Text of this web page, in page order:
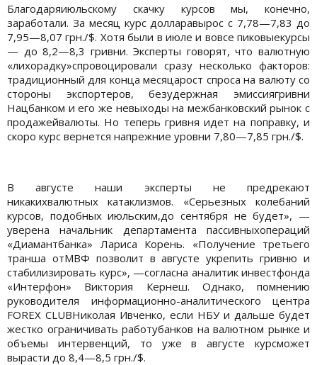
Благодаряиюльскому скачку курсов мы, конечно,
заработали. За месяц курс долларавырос с 7,78—7,83 до
7,95—8,07 грн./$. Хотя были в июле и вовсе пиковыекурсы
— до 8,2—8,3 гривни. Эксперты говорят, что валютную
«лихорадку»спровоцировали сразу несколько факторов:
традиционный для конца месяцарост спроса на валюту со
стороны экспортеров, безудержная эмиссиягривни
Нацбанком и его же невыходы на межбанковский рынок с
продажейвалюты. Но теперь гривня идет на поправку, и
скоро курс вернется напрежние уровни 7,80—7,85 грн./$.
В августе наши эксперты не предрекают
никакихвалютных катаклизмов. «Серьезных колебаний
курсов, подобных июльским,до сентября не будет», —
уверена начальник департамента пассивныхопераций
«Диамантбанка» Лариса Корень. «Получение третьего
транша отМВФ позволит в августе укрепить гривню и
стабилизировать курс», —согласна аналитик инвестфонда
«Интерфон» Виктория Кернеш. Однако, помнению
руководителя информационно-аналитического центра
FOREX CLUBНиколая Ивченко, если НБУ и дальше будет
жестко ограничивать работубанков на валютном рынке и
объемы интервенций, то уже в августе курсможет
вырасти до 8,4—8,5 грн./$.